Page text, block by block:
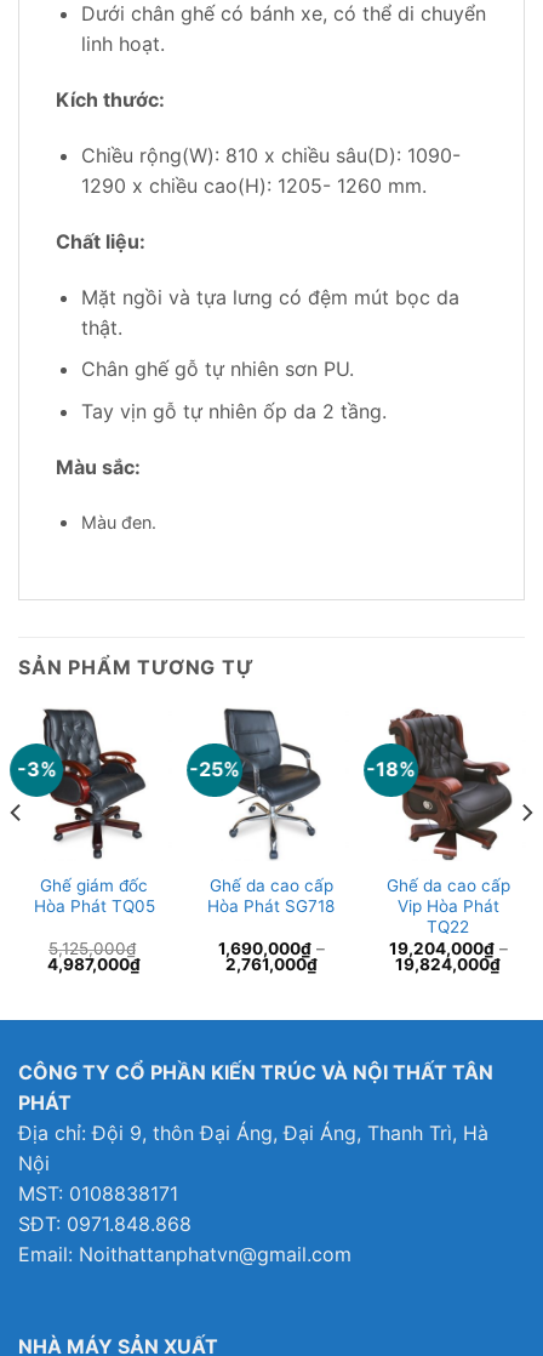
Dưới chân ghế có bánh xe, có thể di chuyển
linh hoạt.
Kích thước:
Chiều rộng(W): 810 x chiều sâu(D): 1090-
1290 x chiều cao(H): 1205- 1260 mm.
Chất liệu:
Mặt ngồi và tựa lưng có đệm mút bọc da
thật.
Chân ghế gỗ tự nhiên sơn PU.
Tay vịn gỗ tự nhiên ốp da 2 tầng.
Màu sắc:
Màu đen.
SẢN PHẨM TƯƠNG TỰ
-3%
Ghế giám đốc
Hòa Phát TQ05
5,125,000₫
Giá
gốc
4,987,000₫Giá
4,987,000₫.
-25%
Ghế da cao cấp
Hòa Phát SG718
1,690,000₫–
2,761,000₫
-18%
Ghế da cao cấp
Vip Hòa Phát
TQ22
19,204,000₫–
19,824,000₫
CÔNG TY CỔ PHẦN KIẾN TRÚC VÀ NỘI THẤT TÂN
PHÁT
Địa chỉ: Đội 9, thôn Đại Áng, Đại Áng, Thanh Trì, Hà
Nội
MST: 0108838171
SĐT: 0971.848.868
Email: Noithattanphatvn@gmail.com
NHÀ MÁY SẢN XUẤT